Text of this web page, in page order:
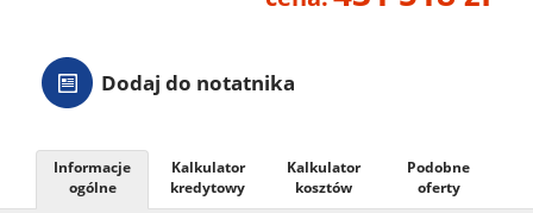
Dodaj do notatnika
Informacje
ogólne
Kalkulator
kredytowy
Kalkulator
kosztów
Podobne
oferty